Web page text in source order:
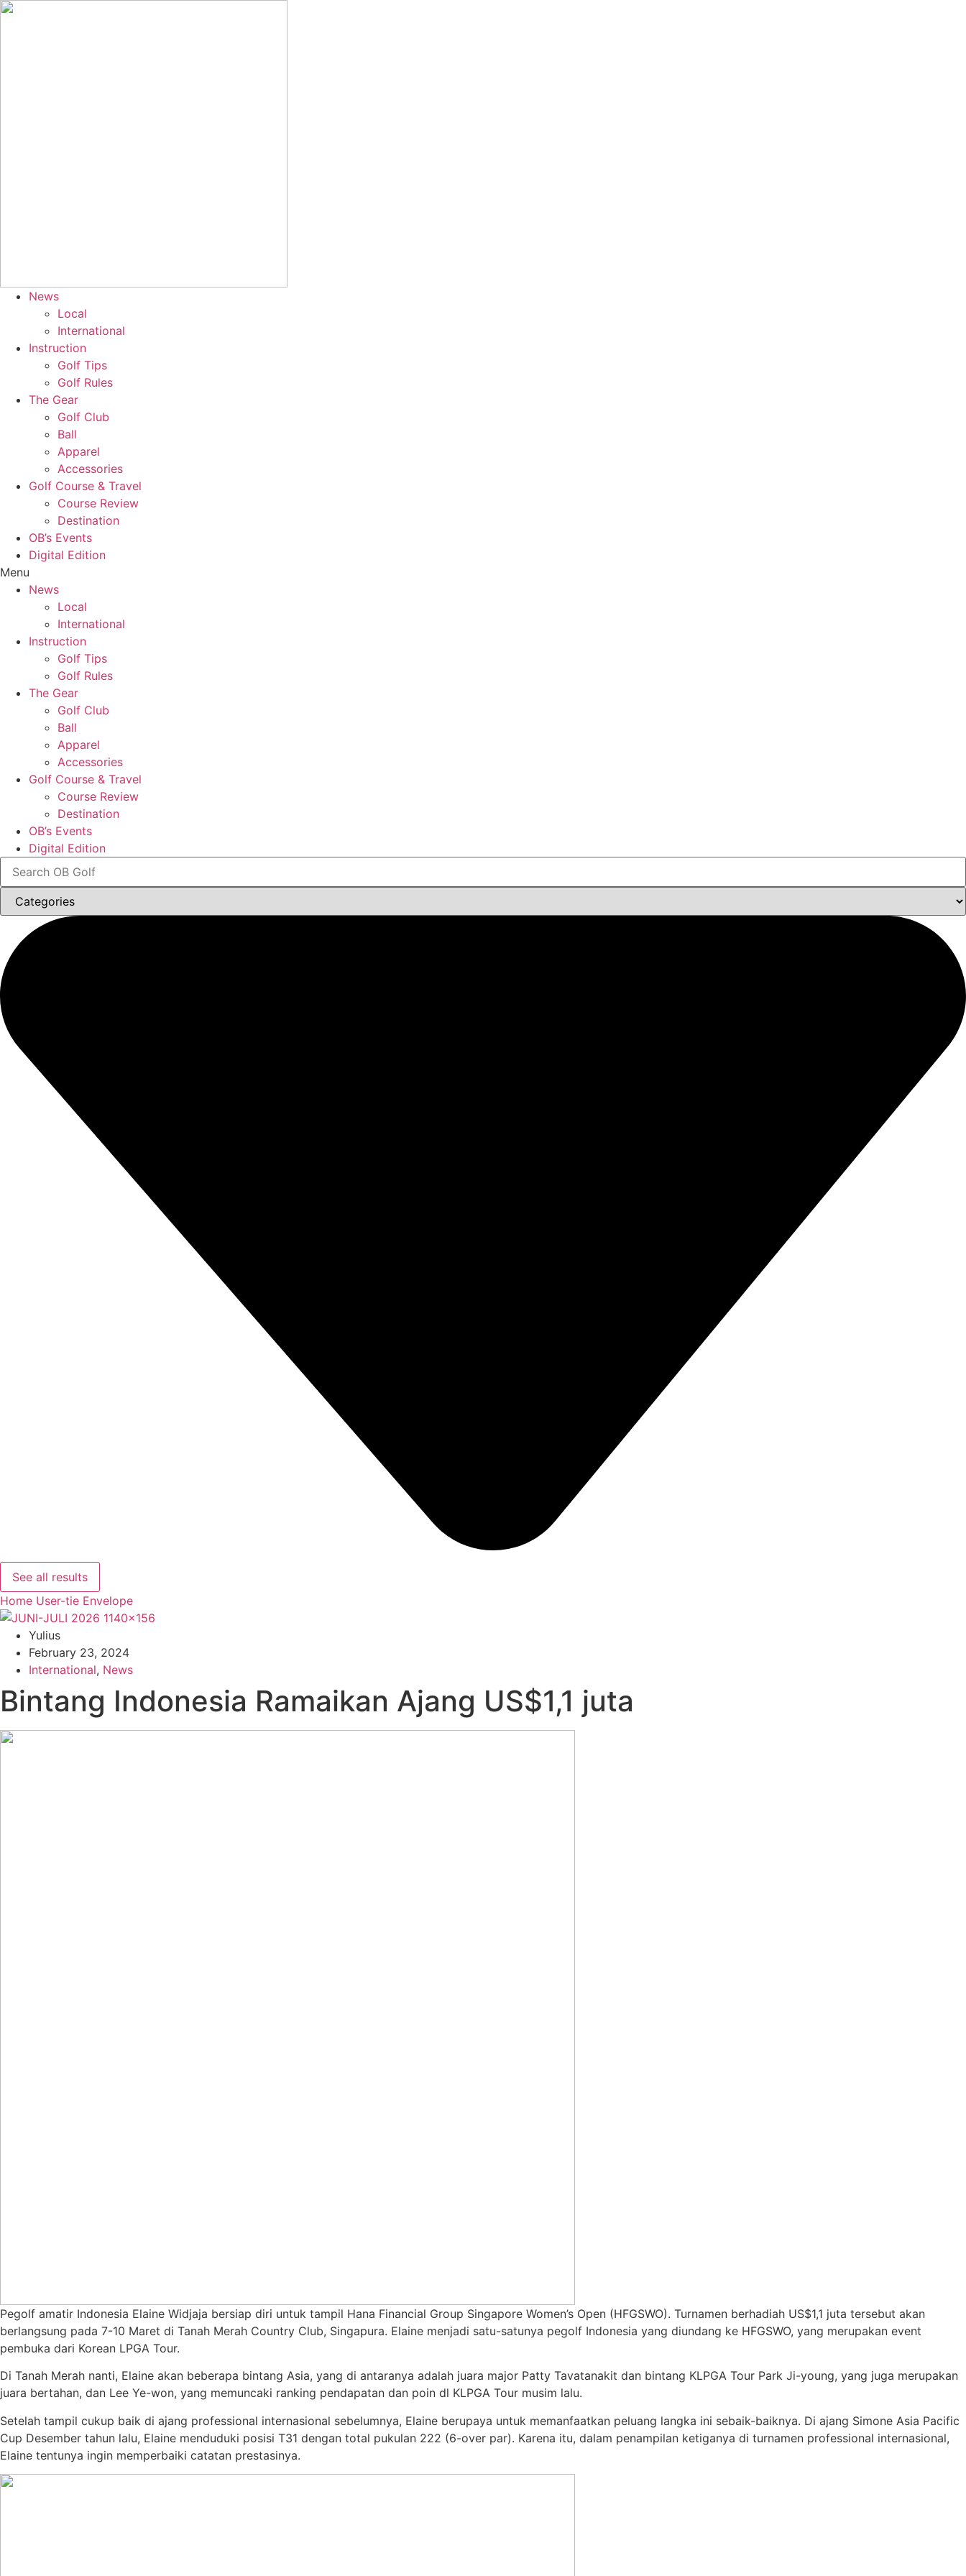
Skip
News
Local
International
Instruction
Golf Tips
Golf Rules
The Gear
Golf Club
Ball
Apparel
Accessories
Golf Course & Travel
Course Review
Destination
OB’s Events
Digital Edition
Menu
News
Local
International
Instruction
Golf Tips
Golf Rules
The Gear
Golf Club
Ball
Apparel
Accessories
Golf Course & Travel
Course Review
Destination
OB’s Events
Digital Edition
See all results
Home User-tie Envelope
Yulius
February 23, 2024
International, News
Bintang Indonesia Ramaikan Ajang US$1,1 juta
Pegolf amatir Indonesia Elaine Widjaja bersiap diri untuk tampil Hana Financial Group Singapore Women’s Open (HFGSWO). Turnamen berhadiah US$1,1 juta tersebut akan
berlangsung pada 7-10 Maret di Tanah Merah Country Club, Singapura. Elaine menjadi satu-satunya pegolf Indonesia yang diundang ke HFGSWO, yang merupakan event
pembuka dari Korean LPGA Tour.
Di Tanah Merah nanti, Elaine akan beberapa bintang Asia, yang di antaranya adalah juara major Patty Tavatanakit dan bintang KLPGA Tour Park Ji-young, yang juga merupakan
juara bertahan, dan Lee Ye-won, yang memuncaki ranking pendapatan dan poin dl KLPGA Tour musim lalu.
Setelah tampil cukup baik di ajang professional internasional sebelumnya, Elaine berupaya untuk memanfaatkan peluang langka ini sebaik-baiknya. Di ajang Simone Asia Pacific
Cup Desember tahun lalu, Elaine menduduki posisi T31 dengan total pukulan 222 (6-over par). Karena itu, dalam penampilan ketiganya di turnamen professional internasional,
Elaine tentunya ingin memperbaiki catatan prestasinya.